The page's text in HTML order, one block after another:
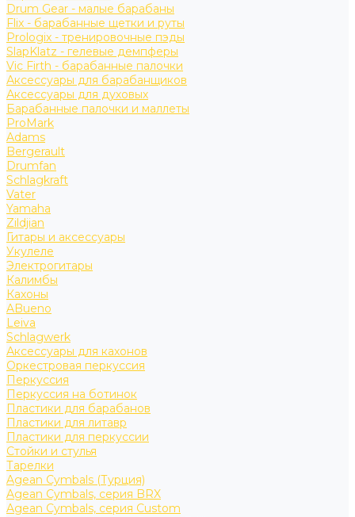
Drum Gear - малые барабаны
Flix - барабанные щетки и руты
Prologix - тренировочные пэды
SlapKlatz - гелевые демпферы
Vic Firth - барабанные палочки
Аксессуары для барабанщиков
Аксессуары для духовых
Барабанные палочки и маллеты
ProMark
Adams
Bergerault
Drumfan
Schlagkraft
Vater
Yamaha
Zildjian
Гитары и аксессуары
Укулеле
Электрогитары
Калимбы
Кахоны
ABueno
Leiva
Schlagwerk
Аксессуары для кахонов
Оркестровая перкуссия
Перкуссия
Перкуссия на ботинок
Пластики для барабанов
Пластики для литавр
Пластики для перкуссии
Стойки и стулья
Тарелки
Agean Cymbals (Турция)
Agean Cymbals, серия BRX
Agean Cymbals, серия Custom